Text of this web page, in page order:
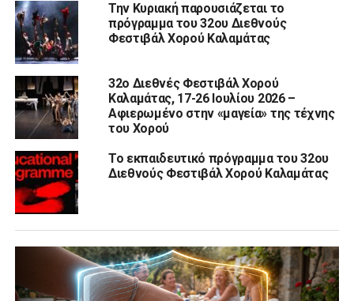
Την Κυριακή παρουσιάζεται το
πρόγραμμα του 32ου Διεθνούς
Φεστιβάλ Χορού Καλαμάτας
32ο Διεθνές Φεστιβάλ Χορού
Καλαμάτας, 17-26 Ιουλίου 2026 –
Αφιερωμένο στην «μαγεία» της τέχνης
του Χορού
Το εκπαιδευτικό πρόγραμμα του 32ου
Διεθνούς Φεστιβάλ Χορού Καλαμάτας